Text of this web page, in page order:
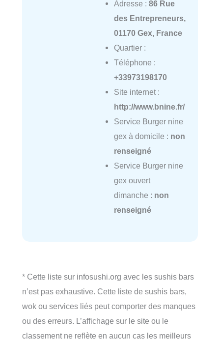
Adresse : 86 Rue
des Entrepreneurs,
01170 Gex, France
Quartier :
Téléphone :
+33973198170
Site internet :
http://www.bnine.fr/
Service Burger nine
gex à domicile : non
renseigné
Service Burger nine
gex ouvert
dimanche : non
renseigné
* Cette liste sur infosushi.org avec les sushis bars
n’est pas exhaustive. Cette liste de sushis bars,
wok ou services liés peut comporter des manques
ou des erreurs. L’affichage sur le site ou le
classement ne reflète en aucun cas les meilleurs